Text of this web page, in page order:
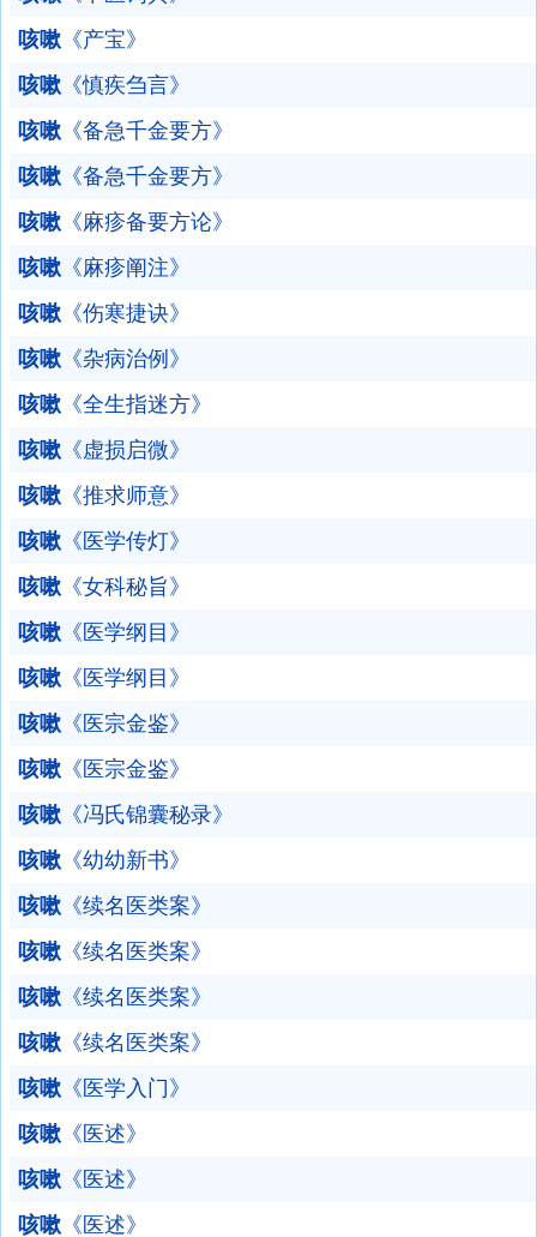
咳嗽 《产宝》
咳嗽 《慎疾刍言》
咳嗽 《备急千金要方》
咳嗽 《备急千金要方》
咳嗽 《麻疹备要方论》
咳嗽 《麻疹阐注》
咳嗽 《伤寒捷诀》
咳嗽 《杂病治例》
咳嗽 《全生指迷方》
咳嗽 《虚损启微》
咳嗽 《推求师意》
咳嗽 《医学传灯》
咳嗽 《女科秘旨》
咳嗽 《医学纲目》
咳嗽 《医学纲目》
咳嗽 《医宗金鉴》
咳嗽 《医宗金鉴》
咳嗽 《冯氏锦囊秘录》
咳嗽 《幼幼新书》
咳嗽 《续名医类案》
咳嗽 《续名医类案》
咳嗽 《续名医类案》
咳嗽 《续名医类案》
咳嗽 《医学入门》
咳嗽 《医述》
咳嗽 《医述》
咳嗽 《医述》